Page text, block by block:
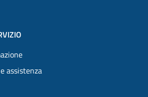
assistenza